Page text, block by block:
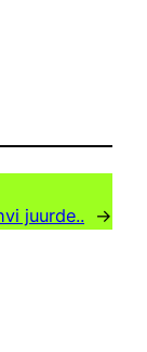
juurde.. →